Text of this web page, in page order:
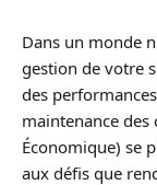
Dans un monde
gestion de votre
des
maintenance des
Économique) se
aux défis que